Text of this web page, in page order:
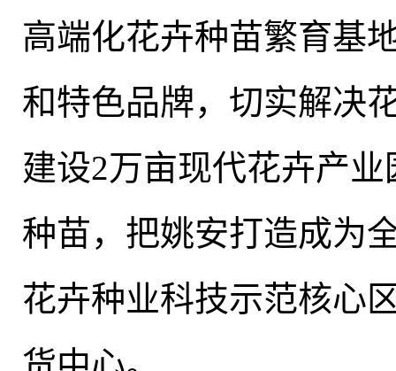
高端化花卉种苗繁育基
和特色品牌，切实解决
建设2万亩现代花卉产
种苗，把姚安打造成为
花卉种业科技示范核心